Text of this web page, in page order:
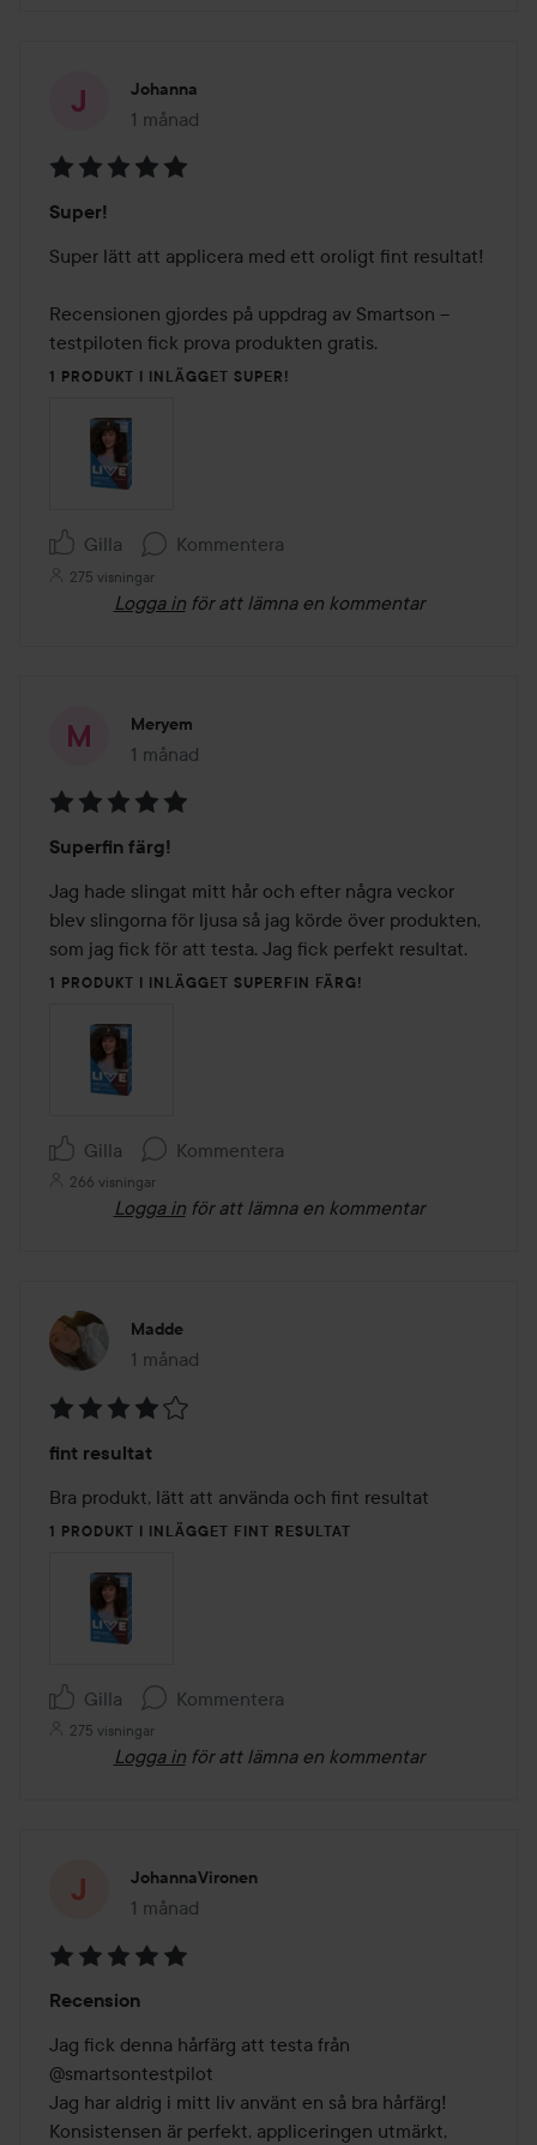
Johanna
1 månad
Inlägget skapades 1 månad
5
av
Super!
Super lätt att applicera med ett oroligt fint resultat!
Recensionen gjordes på uppdrag av Smartson –
testpiloten fick prova produkten gratis.
1 PRODUKT I INLÄGGET SUPER!
Gilla Kommentera
275 visningar
Logga in för att lämna en kommentar
Meryem
1 månad
Inlägget skapades 1 månad
5
av
5
Superfin färg!
Jag hade slingat mitt hår och efter några veckor
blev slingorna för ljusa så jag körde över produkten,
som jag fick för att testa. Jag fick perfekt resultat.
1 PRODUKT I INLÄGGET SUPERFIN FÄRG!
Gilla Kommentera
266 visningar
Logga in för att lämna en kommentar
Madde
1 månad
Inlägget skapades 1 månad
4
av
5
fint resultat
Bra produkt, lätt att använda och fint resultat
1 PRODUKT I INLÄGGET FINT RESULTAT
Gilla Kommentera
275 visningar
Logga in för att lämna en kommentar
JohannaVironen
1 månad
Inlägget skapades 1 månad
5
av
5
Recension
Jag fick denna hårfärg att testa från
@smartsontestpilot
Jag har aldrig i mitt liv använt en så bra hårfärg!
Konsistensen är perfekt, appliceringen utmärkt,